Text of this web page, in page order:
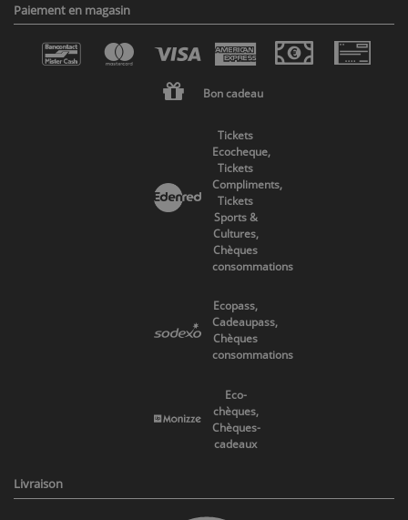
Paiement en magasin
Bon cadeau
Tickets
Ecocheque,
Tickets
Compliments,
Tickets
Sports &
Cultures,
Chèques
consommations
Ecopass,
Cadeaupass,
Chèques
consommations
Eco-
chèques,
Chèques-
cadeaux
Livraison